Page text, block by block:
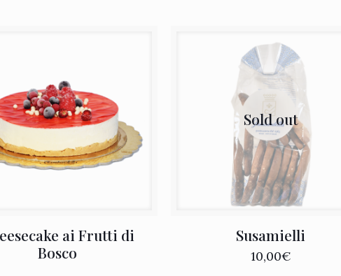
ai Frutti di
Bosco
Sold out
Susamielli
10,00€